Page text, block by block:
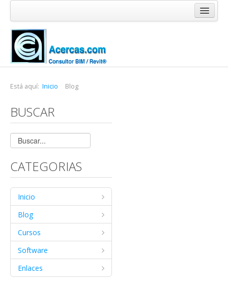
Inicio
Blog
Cursos
Software
Acercas
Está aquí: Inicio Blog
BUSCAR
CATEGORIAS
Inicio
Blog
Cursos
Software
Enlaces